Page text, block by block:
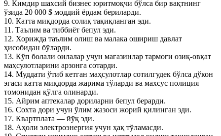
9. Кимдир шахсий бизнес юритмоқчи бўлса бир вақтнинг
ўзида 20 000 $ моддий ёрдам бериларди.
10. Катта миқдорда солиқ тақиқланган эди.
11. Таълим ва тиббиёт бепул эди.
12. Хорижда таълим олиш ва малака ошириш давлат
ҳисобидан бўларди.
13. Кўп болали оилалар учун магазинлар тармоғи озиқ-овқат
маҳсулотларини арзонга сотарди.
14. Муддати ўтиб кетган маҳсулотлар сотилгудек бўлса дўкон
эгаси катта миқдорда жарима тўларди ва махсус полиция
томонидан қўлга олинарди.
15. Айрим аптекалар дориларни бепул берарди.
16. Сохта дори учун ўлим жазоси жорий қилинган эди.
17. Квартплата — йўқ эди.
18. Аҳоли электроэнергия учун ҳақ тўламасди.